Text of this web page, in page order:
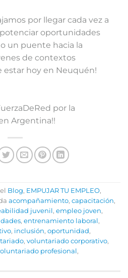
por llegar cada vez a
oportunidades
un puente hacia la
de contextos
estar hoy en Neuquén!
por la
Argentina!!
Blog, EMPUJAR TU EMPLEO,
acompañamiento, capacitación,
juvenil , empleo joven,
, entrenamiento laboral ,
, inclusión, oportunidad,
, voluntariado corporativo,
profesional ,